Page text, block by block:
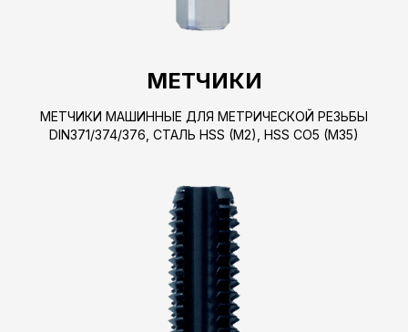
МЕТЧИКИ
МЕТЧИКИ МАШИННЫЕ ДЛЯ МЕТРИЧЕСКОЙ РЕЗЬБЫ
DIN371/374/376, СТАЛЬ HSS (M2), HSS CO5 (M35)